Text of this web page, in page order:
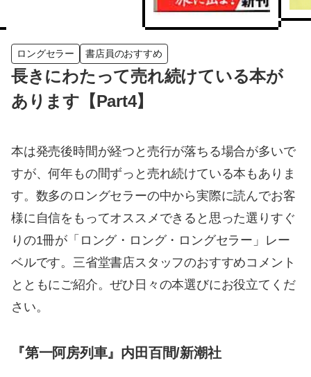
ロングセラー 書店員のおすすめ
長きにわたって売れ続けている本が
あります【Part4】
本は発売後時間が経つと売行が落ちる場合が多いで
すが、何年もの間ずっと売れ続けている本もありま
す。数多のロングセラーの中から実際に読んでお客
様に自信をもってオススメできると思った選りすぐ
りの1冊が「ロング・ロング・ロングセラー」レー
ベルです。三省堂書店スタッフのおすすめコメント
とともにご紹介。ぜひ日々の本選びにお役立てくだ
さい。
『第一阿房列車』内田百間/新潮社